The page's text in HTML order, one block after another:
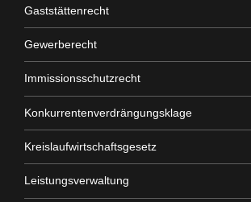
Gaststättenrecht
Gewerberecht
Immissionsschutzrecht
Konkurrentenverdrängungsklage
Kreislaufwirtschaftsgesetz
Leistungsverwaltung